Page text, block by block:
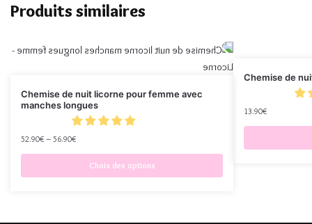
Produits similaires
Chemise de nuit licorne pour femme avec
manches longues
52.90€ – 56.90€
Choix des options
Chemise de
13.90€